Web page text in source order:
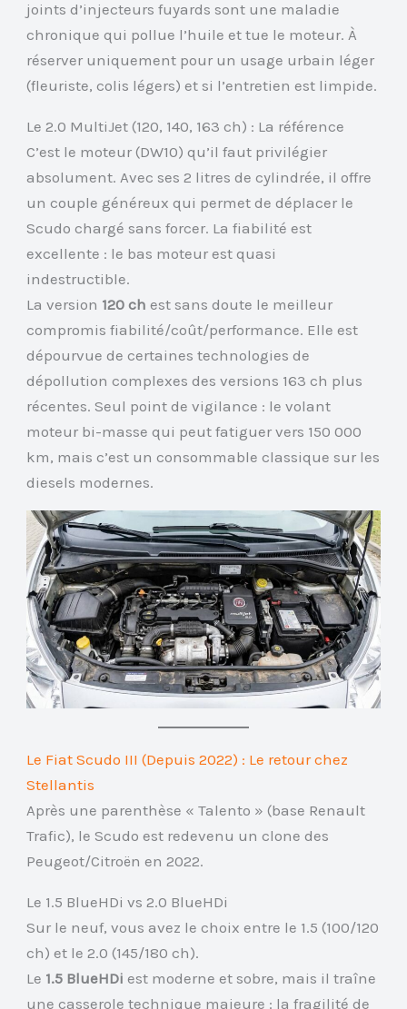
joints d’injecteurs fuyards sont une maladie
chronique qui pollue l’huile et tue le moteur. À
réserver uniquement pour un usage urbain léger
(fleuriste, colis légers) et si l’entretien est limpide.
Le 2.0 MultiJet (120, 140, 163 ch) : La référence
C’est le moteur (DW10) qu’il faut privilégier
absolument. Avec ses 2 litres de cylindrée, il offre
un couple généreux qui permet de déplacer le
Scudo chargé sans forcer. La fiabilité est
excellente : le bas moteur est quasi
indestructible.
La version 120 ch est sans doute le meilleur
compromis fiabilité/coût/performance. Elle est
dépourvue de certaines technologies de
dépollution complexes des versions 163 ch plus
récentes. Seul point de vigilance : le volant
moteur bi-masse qui peut fatiguer vers 150 000
km, mais c’est un consommable classique sur les
diesels modernes.
Le Fiat Scudo III (Depuis 2022) : Le retour chez
Stellantis
Après une parenthèse « Talento » (base Renault
Trafic), le Scudo est redevenu un clone des
Peugeot/Citroën en 2022.
Le 1.5 BlueHDi vs 2.0 BlueHDi
Sur le neuf, vous avez le choix entre le 1.5 (100/120
ch) et le 2.0 (145/180 ch).
Le 1.5 BlueHDi est moderne et sobre, mais il traîne
une casserole technique majeure : la fragilité de